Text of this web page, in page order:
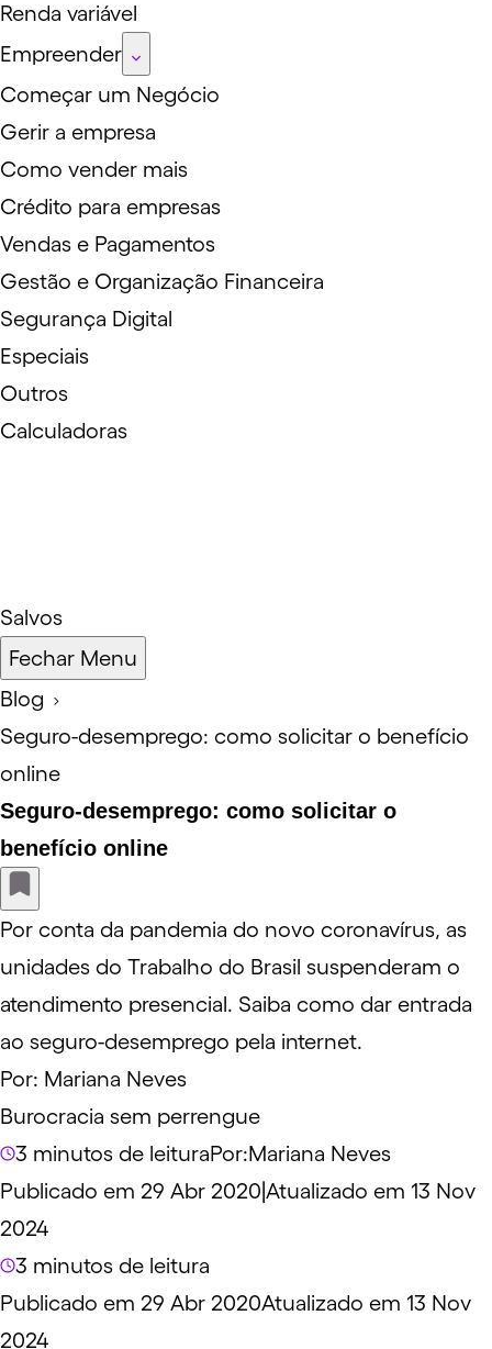
Renda variável
Empreender
Começar um Negócio
Gerir a empresa
Como vender mais
Crédito para empresas
Vendas e Pagamentos
Gestão e Organização Financeira
Segurança Digital
Especiais
Outros
Calculadoras
Salvos
Fechar Menu
Blog
Seguro-desemprego: como solicitar o benefício
online
Seguro-desemprego: como solicitar o
benefício online
Por conta da pandemia do novo coronavírus, as
unidades do Trabalho do Brasil suspenderam o
atendimento presencial. Saiba como dar entrada
ao seguro-desemprego pela internet.
Por: Mariana Neves
Burocracia sem perrengue
3 minutos de leituraPor:Mariana Neves
Publicado em 29 Abr 2020 Atualizado em 13 Nov
2024
3 minutos de leitura
Publicado em 29 Abr 2020Atualizado em 13 Nov
2024